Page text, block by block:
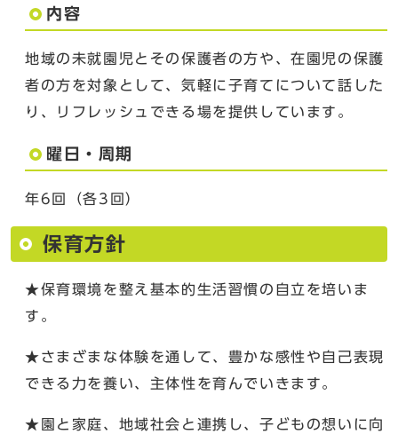
内容
地域の未就園児とその保護者の方や、在園児の保護
者の方を対象として、気軽に子育てについて話した
り、リフレッシュできる場を提供しています。
曜日・周期
年6回（各3回）
保育方針
★保育環境を整え基本的生活習慣の自立を培いま
す。
★さまざまな体験を通して、豊かな感性や自己表現
できる力を養い、主体性を育んでいきます。
★園と家庭、地域社会と連携し、子どもの想いに向